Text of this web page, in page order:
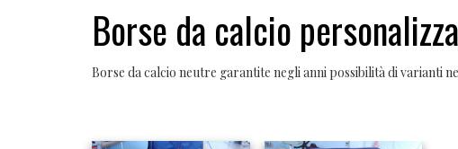
Borse da calcio
Borse da calcio neutre garantite negli anni possibilità di varianti